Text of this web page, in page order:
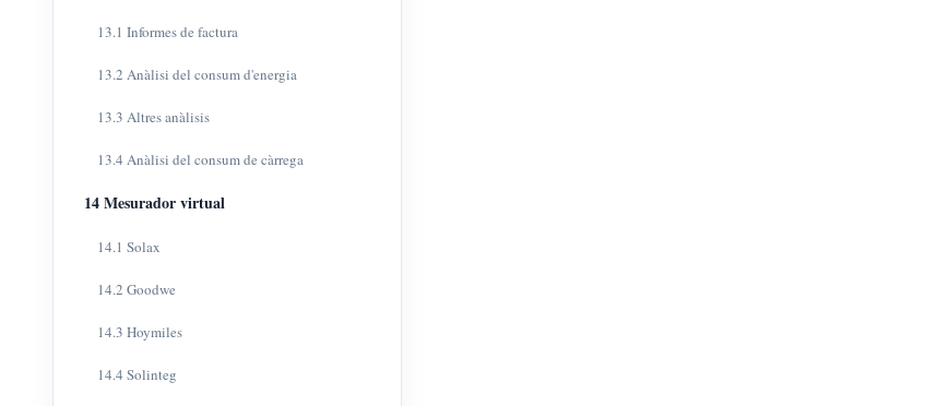
13.1 Informes de factura
13.2 Anàlisi del consum d'energia
13.3 Altres anàlisis
13.4 Anàlisi del consum de càrrega
14 Mesurador virtual
14.1 Solax
14.2 Goodwe
14.3 Hoymiles
14.4 Solinteg